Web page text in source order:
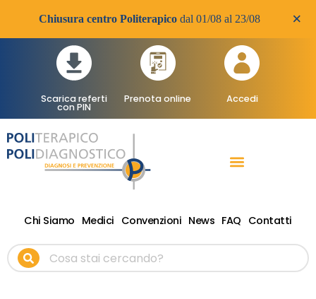
Chiusura centro Politerapicodal 01/08 al 23/08 ×
Scarica referti
con PIN
Prenota online Accedi
Chi Siamo Medici Convenzioni News FAQ Contatti